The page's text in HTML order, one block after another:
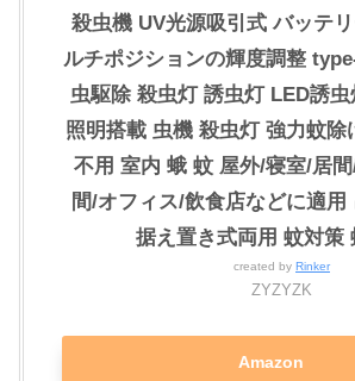
殺虫機 UV光源吸引式 バッテ
ルチポジションの輝度調整
虫駆除 殺虫灯 誘虫灯 LED誘
照明搭載 虫機 殺虫灯 強力蚊除
不用 室内 蛾 蚊 屋外/寝室/居
間/オフィス/飲食店などに適用
据え置き式両用 蚊対策
created by Rinker
ZYZYZK
Amazon